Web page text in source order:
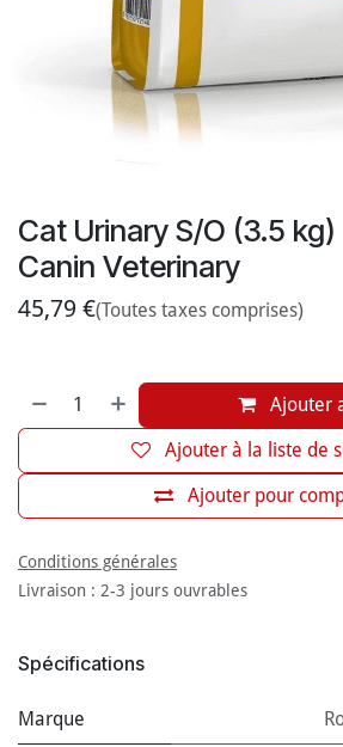
Cat Urinary S/O (3.5 kg)
Canin Veterinary
45,79 €(Toutes taxes comprises)
Ajouter
Ajouter pour
Ajouter à la liste de
Conditions générales
Livraison : 2-3 jours ouvrables
Spécifications
Marque